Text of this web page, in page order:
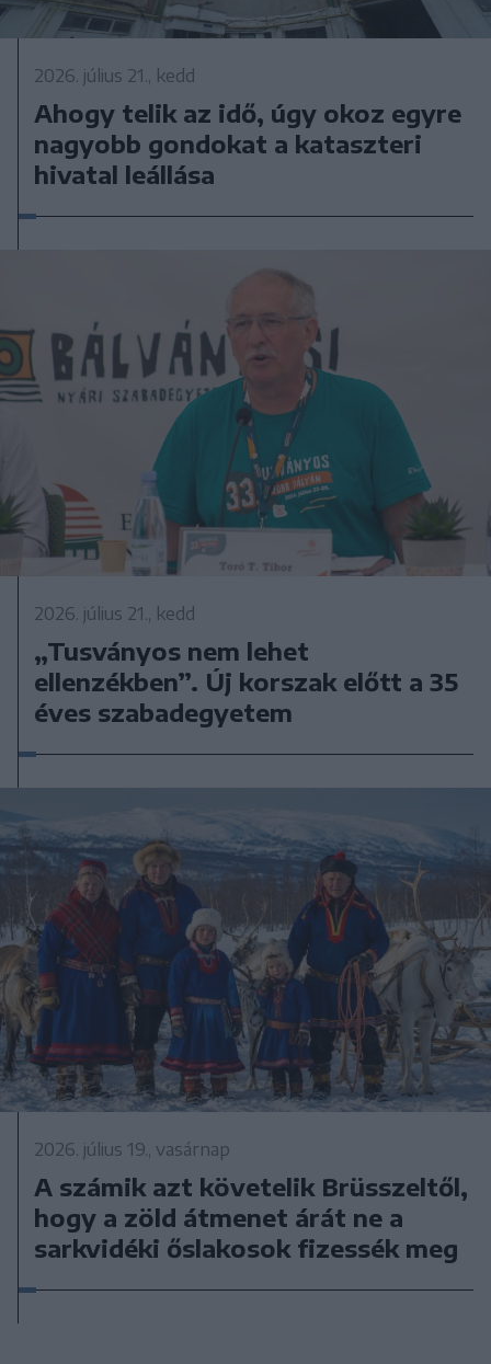
2026. július 21., kedd
Ahogy telik az idő, úgy okoz egyre
nagyobb gondokat a kataszteri
hivatal leállása
2026. július 21., kedd
„Tusványos nem lehet
ellenzékben”. Új korszak előtt a 35
éves szabadegyetem
2026. július 19., vasárnap
A számik azt követelik Brüsszeltől,
hogy a zöld átmenet árát ne a
sarkvidéki őslakosok fizessék meg